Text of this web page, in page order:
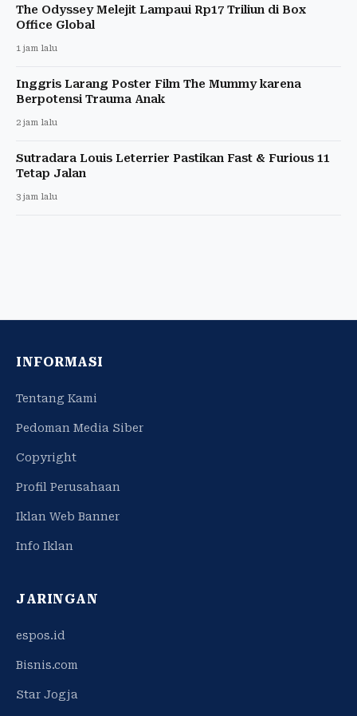
The Odyssey Melejit Lampaui Rp17 Triliun di Box
Office Global
1 jam lalu
Inggris Larang Poster Film The Mummy karena
Berpotensi Trauma Anak
2 jam lalu
Sutradara Louis Leterrier Pastikan Fast & Furious 11
Tetap Jalan
3 jam lalu
INFORMASI
Tentang Kami
Pedoman Media Siber
Copyright
Profil Perusahaan
Iklan Web Banner
Info Iklan
JARINGAN
espos.id
Bisnis.com
Star Jogja